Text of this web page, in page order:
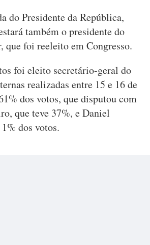
do Presidente da República,
também o presidente do
que foi reeleito em Congresso.
foi eleito secretário-geral do
realizadas entre 15 e 16 de
dos votos, que disputou com
que teve 37%, e Daniel
dos votos.